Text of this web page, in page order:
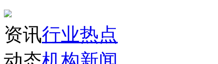
资讯行业热点